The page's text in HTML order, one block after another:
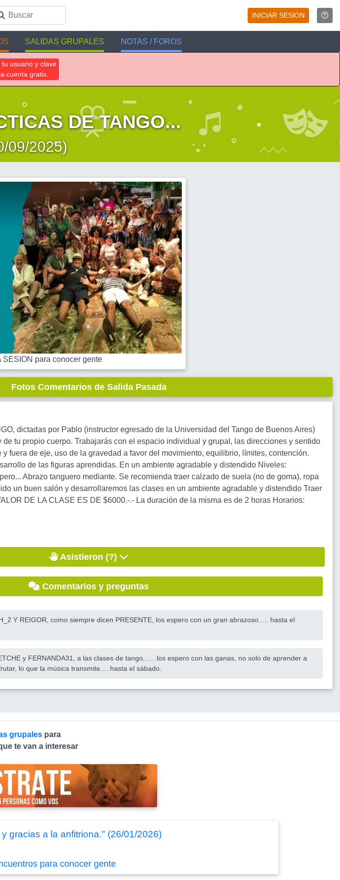
INICIAR SESION
SALIDAS GRUPALES NOTAS / FOROS
usuario y clave
cuenta gratis.
DE TANGO...
09/2025)
SESION para conocer gente
Fotos Comentarios de Salida Pasada
dictadas por Pablo (instructor egresado de la Universidad del Tango de Buenos Aires)
tu propio cuerpo. Trabajarás con el espacio individual y grupal, las direcciones y sentido
fuera de eje, uso de la gravedad a favor del movimiento, equilibrio, límites, contención.
de las figuras aprendidas. En un ambiente agradable y distendido Niveles:
Abrazo tanguero mediante. Se recomienda traer calzado de suela (no de goma), ropa
un buen salón y desarrollaremos las clases en un ambiente agradable y distendido Traer
DE LA CLASE ES DE $6000.-.- La duración de la misma es de 2 horas Horarios:
Asistieron (?)
Comentarios y preguntas
Y REIGOR, como siempre dicen PRESENTE, los espero con un gran abrazoso..... hasta el
y FERNANDA31, a las clases de tango, .....los espero con las ganas, no solo de aprender a
lo que la música transmite.....hasta el sábado.
grupales para
te van a interesar
gracias a la anfitriona." (26/01/2026)
para conocer gente